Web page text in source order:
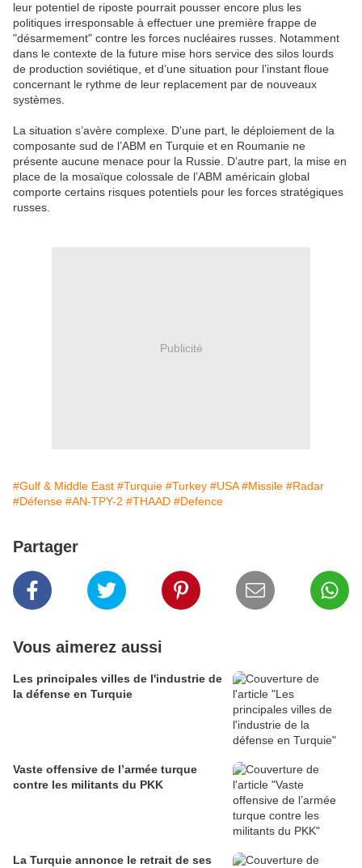
leur potentiel de riposte pourrait pousser encore plus les
politiques irresponsable à effectuer une première frappe de
"désarmement" contre les forces nucléaires russes. Notamment
dans le contexte de la future mise hors service des silos lourds
de production soviétique, et d’une situation pour l’instant floue
concernant le rythme de leur replacement par de nouveaux
systèmes.
La situation s’avère complexe. D’une part, le déploiement de la
composante sud de l’ABM en Turquie et en Roumanie ne
présente aucune menace pour la Russie. D’autre part, la mise en
place de la mosaïque colossale de l’ABM américain global
comporte certains risques potentiels pour les forces stratégiques
russes.
Publicité
#Gulf & Middle East #Turquie #Turkey #USA #Missile #Radar
#Défense #AN-TPY-2 #THAAD #Defence
Partager
Vous aimerez aussi
Les principales villes de l'industrie de
la défense en Turquie
Vaste offensive de l’armée turque
contre les militants du PKK
La Turquie annonce le retrait de ses